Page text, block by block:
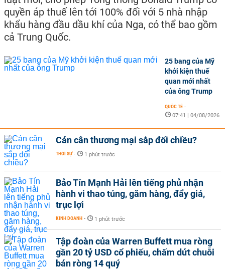
quyền áp thuế lên tới 100% đối với 5 nhà nhập
khẩu hàng đầu dầu khí của Nga, có thể bao gồm
cả Trung Quốc.
25 bang của Mỹ
khởi kiện thuế
quan mới nhất
của ông Trump
QUỐC TẾ -
07:41 | 04/08/2026
Cán cân thương mại sắp đổi chiều?
THỜI SỰ - 1 phút trước
Bảo Tín Mạnh Hải lên tiếng phủ nhận
hành vi thao túng, găm hàng, đẩy giá,
trục lợi
KINH DOANH - 1 phút trước
Tập đoàn của Warren Buffett mua ròng
gần 20 tỷ USD cổ phiếu, chấm dứt chuỗi
bán ròng 14 quý